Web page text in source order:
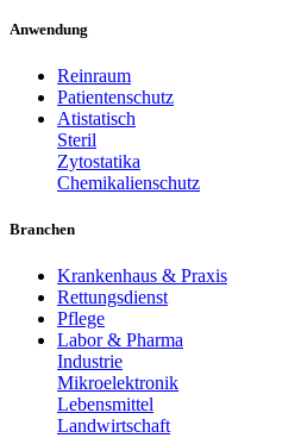
Anwendung
Reinraum
Patientenschutz
Atistatisch
Steril
Zytostatika
Chemikalienschutz
Branchen
Krankenhaus & Praxis
Rettungsdienst
Pflege
Labor & Pharma
Industrie
Mikroelektronik
Lebensmittel
Landwirtschaft